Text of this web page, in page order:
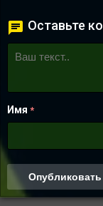
Оставьте
Имя *